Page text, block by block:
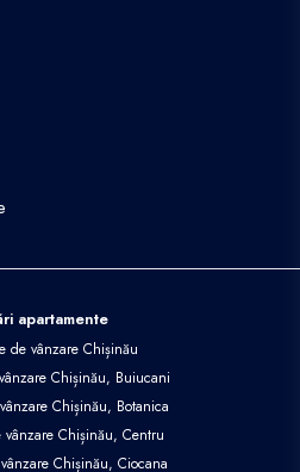
apartamente
de vânzare Chișinău
Chișinău, Buiucani
Chișinău, Botanica
vânzare Chișinău, Centru
Chișinău, Ciocana